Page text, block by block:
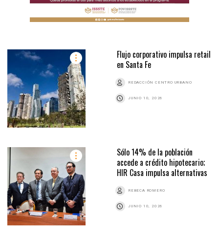
Flujo corporativo impulsa retail
en Santa Fe
REDACCIÓN CENTRO URBANO
JUNIO 10, 2026
Sólo 14% de la población
accede a crédito hipotecario;
HIR Casa impulsa alternativas
REBECA ROMERO
JUNIO 10, 2026